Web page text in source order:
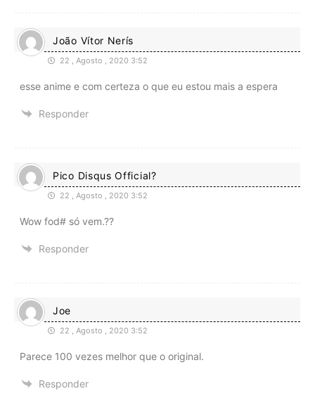
João Vítor Nerís
22 , Agosto , 2020 3:52
esse anime e com certeza o que eu estou mais a espera
Responder
Pico Disqus Official?
22 , Agosto , 2020 3:52
Wow fod# só vem.??
Responder
Joe
22 , Agosto , 2020 3:52
Parece 100 vezes melhor que o original.
Responder